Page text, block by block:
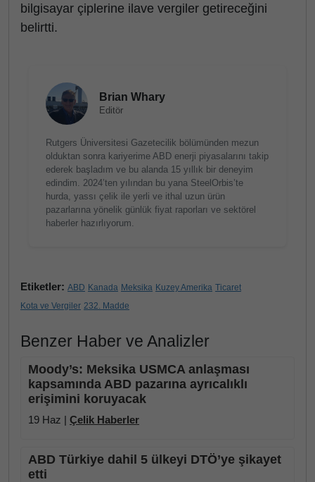
bilgisayar çiplerine ilave vergiler getireceğini
belirtti.
Brian Whary
Editör
Rutgers Üniversitesi Gazetecilik bölümünden mezun
olduktan sonra kariyerime ABD enerji piyasalarını takip
ederek başladım ve bu alanda 15 yıllık bir deneyim
edindim. 2024’ten yılından bu yana SteelOrbis’te
hurda, yassı çelik ile yerli ve ithal uzun ürün
pazarlarına yönelik günlük fiyat raporları ve sektörel
haberler hazırlıyorum.
Etiketler: ABD Kanada Meksika Kuzey Amerika Ticaret
Kota ve Vergiler 232. Madde
Benzer Haber ve Analizler
Moody’s: Meksika USMCA anlaşması
kapsamında ABD pazarına ayrıcalıklı
erişimini koruyacak
19 Haz | Çelik Haberler
ABD Türkiye dahil 5 ülkeyi DTÖ’ye şikayet
etti